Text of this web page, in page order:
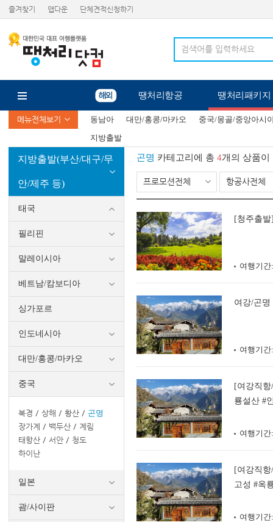
즐겨찾기 앱다운 단체견적신청하기
땡처리항공 땡처리패키지
메뉴전체보기 동남아 대만/홍콩/마카오
중국/몽골/중앙아시
지방출발
지방출발(부산/대구/무
안/제주 등)
태국
필리핀
말레이시아
베트남/캄보디아
싱가포르
인도네시아
대만/홍콩/마카오
중국
북경 상해 황산
곤명
장가계
백두산
계림
태항산
서안
청도
하이난
일본
괌/사이판
곤명 카테고리에 총 4개의 상품이
프로모션전체 항공사전체
[청주출
여행기간:
여강/곤명
여행기간:
[여강직
룡설산 #
여행기간:
[여강직
고성 #옥
여행기간: